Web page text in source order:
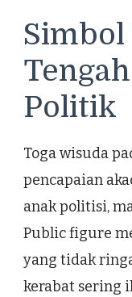
Simbol
Politik
Toga wisuda
pencapaian
anak politisi,
Public figure
yang tidak
kerabat sering